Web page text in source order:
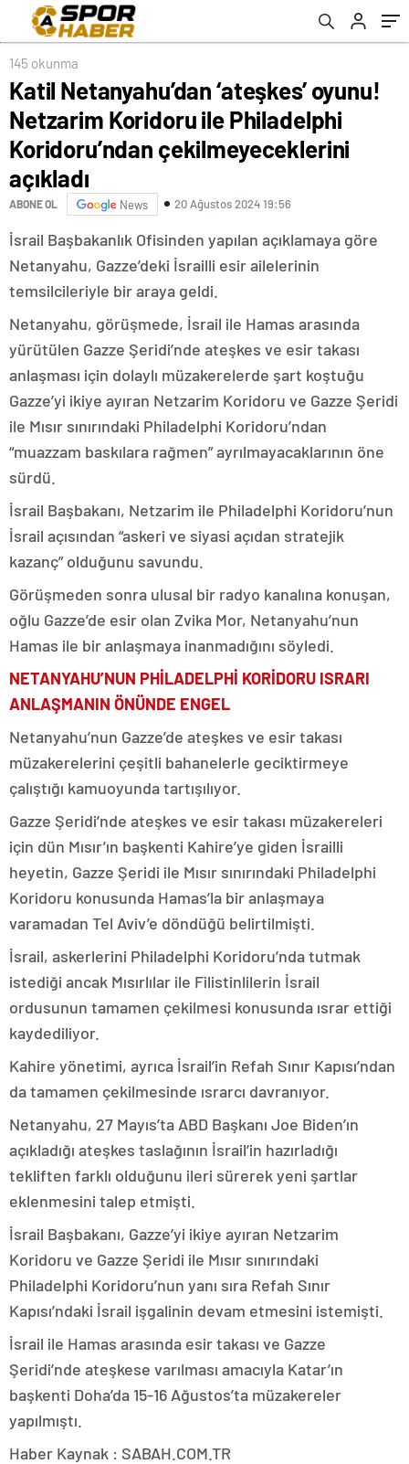
Koridoru’ndan çekilmeyeceklerini açıkladı
145 okunma
Katil Netanyahu’dan ‘ateşkes’ oyunu!
Netzarim Koridoru ile Philadelphi
Koridoru’ndan çekilmeyeceklerini
açıkladı
ABONE OL News 20 Ağustos 2024 19:56
İsrail Başbakanlık Ofisinden yapılan açıklamaya göre
Netanyahu, Gazze’deki İsrailli esir ailelerinin
temsilcileriyle bir araya geldi.
Netanyahu, görüşmede, İsrail ile Hamas arasında
yürütülen Gazze Şeridi’nde ateşkes ve esir takası
anlaşması için dolaylı müzakerelerde şart koştuğu
Gazze’yi ikiye ayıran Netzarim Koridoru ve Gazze Şeridi
ile Mısır sınırındaki Philadelphi Koridoru’ndan
“muazzam baskılara rağmen” ayrılmayacaklarının öne
sürdü.
İsrail Başbakanı, Netzarim ile Philadelphi Koridoru’nun
İsrail açısından “askeri ve siyasi açıdan stratejik
kazanç” olduğunu savundu.
Görüşmeden sonra ulusal bir radyo kanalına konuşan,
oğlu Gazze’de esir olan Zvika Mor, Netanyahu’nun
Hamas ile bir anlaşmaya inanmadığını söyledi.
NETANYAHU’NUN PHİLADELPHİ KORİDORU ISRARI
ANLAŞMANIN ÖNÜNDE ENGEL
Netanyahu’nun Gazze’de ateşkes ve esir takası
müzakerelerini çeşitli bahanelerle geciktirmeye
çalıştığı kamuoyunda tartışılıyor.
Gazze Şeridi’nde ateşkes ve esir takası müzakereleri
için dün Mısır’ın başkenti Kahire’ye giden İsrailli
heyetin, Gazze Şeridi ile Mısır sınırındaki Philadelphi
Koridoru konusunda Hamas’la bir anlaşmaya
varamadan Tel Aviv’e döndüğü belirtilmişti.
İsrail, askerlerini Philadelphi Koridoru’nda tutmak
istediği ancak Mısırlılar ile Filistinlilerin İsrail
ordusunun tamamen çekilmesi konusunda ısrar ettiği
kaydediliyor.
Kahire yönetimi, ayrıca İsrail’in Refah Sınır Kapısı’ndan
da tamamen çekilmesinde ısrarcı davranıyor.
Netanyahu, 27 Mayıs’ta ABD Başkanı Joe Biden’ın
açıkladığı ateşkes taslağının İsrail’in hazırladığı
tekliften farklı olduğunu ileri sürerek yeni şartlar
eklenmesini talep etmişti.
İsrail Başbakanı, Gazze’yi ikiye ayıran Netzarim
Koridoru ve Gazze Şeridi ile Mısır sınırındaki
Philadelphi Koridoru’nun yanı sıra Refah Sınır
Kapısı’ndaki İsrail işgalinin devam etmesini istemişti.
İsrail ile Hamas arasında esir takası ve Gazze
Şeridi’nde ateşkese varılması amacıyla Katar’ın
başkenti Doha’da 15-16 Ağustos’ta müzakereler
yapılmıştı.
Haber Kaynak : SABAH.COM.TR